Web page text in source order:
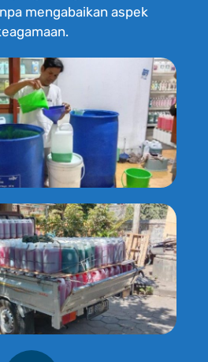
mengabaikan aspek